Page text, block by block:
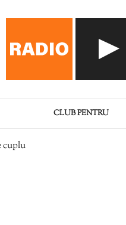
CLUB PENTRU
cuplu